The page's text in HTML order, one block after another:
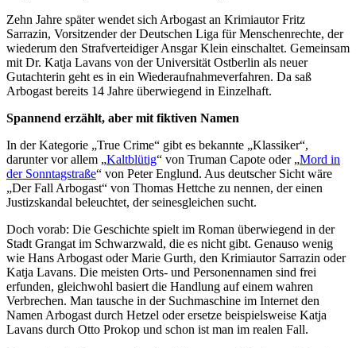
Zehn Jahre später wendet sich Arbogast an Krimiautor Fritz
Sarrazin, Vorsitzender der Deutschen Liga für Menschenrechte, der
wiederum den Strafverteidiger Ansgar Klein einschaltet. Gemeinsam
mit Dr. Katja Lavans von der Universität Ostberlin als neuer
Gutachterin geht es in ein Wiederaufnahmeverfahren. Da saß
Arbogast bereits 14 Jahre überwiegend in Einzelhaft.
Spannend erzählt, aber mit fiktiven Namen
In der Kategorie „True Crime“ gibt es bekannte „Klassiker“,
darunter vor allem „Kaltblütig“ von Truman Capote oder „Mord in
der Sonntagstraße“ von Peter Englund. Aus deutscher Sicht wäre
„Der Fall Arbogast“ von Thomas Hettche zu nennen, der einen
Justizskandal beleuchtet, der seinesgleichen sucht.
Doch vorab: Die Geschichte spielt im Roman überwiegend in der
Stadt Grangat im Schwarzwald, die es nicht gibt. Genauso wenig
wie Hans Arbogast oder Marie Gurth, den Krimiautor Sarrazin oder
Katja Lavans. Die meisten Orts- und Personennamen sind frei
erfunden, gleichwohl basiert die Handlung auf einem wahren
Verbrechen. Man tausche in der Suchmaschine im Internet den
Namen Arbogast durch Hetzel oder ersetze beispielsweise Katja
Lavans durch Otto Prokop und schon ist man im realen Fall.